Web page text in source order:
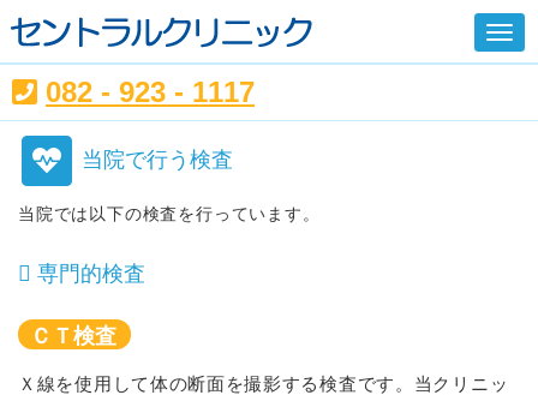
082 - 923 - 1117
当院で行う検査
当院では以下の検査を行っています。
専門的検査
ＣＴ検査
Ｘ線を使用して体の断面を撮影する検査です。当クリニッ